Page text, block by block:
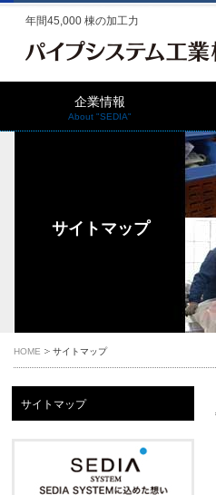
年間45,000 棟の加工力
企業情報
About "SEDIA"
サイトマップ
HOME サイトマップ
サイトマップ